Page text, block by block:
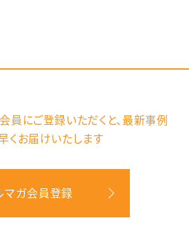
員にご登録いただくと、 最新事例
くお届けいたします
マガ会員登録